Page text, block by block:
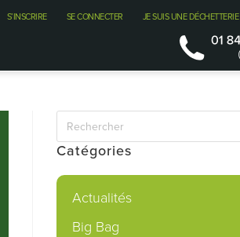
S’INSCRIRE SE CONNECTER JE SUIS UNE DÉCHETTERIE
Catégories
Actualités
Big Bag